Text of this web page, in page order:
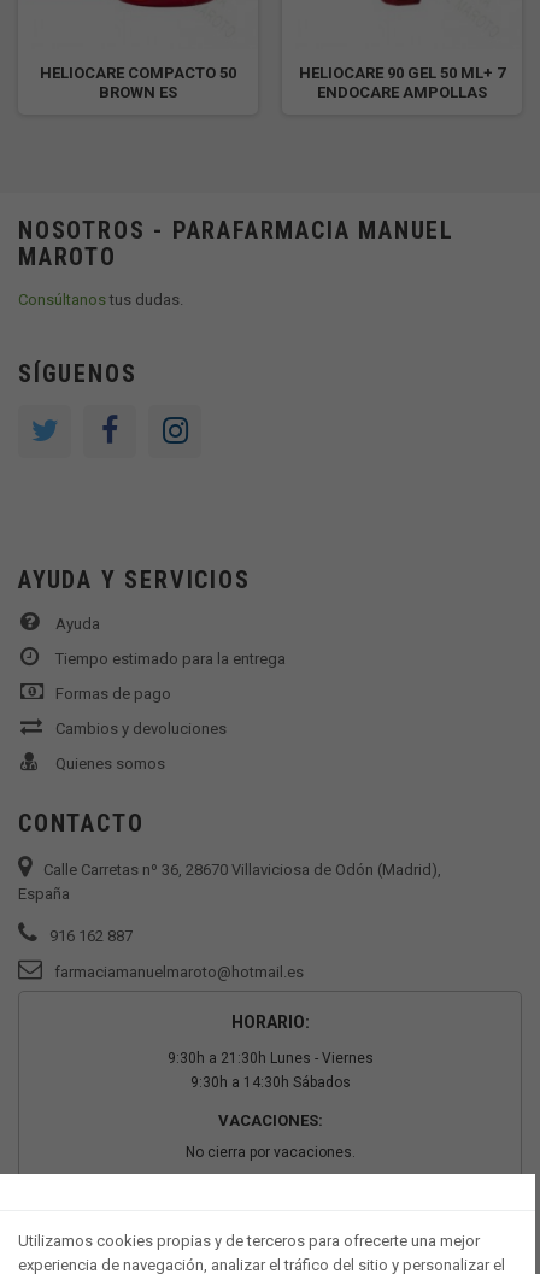
HELIOCARE COMPACTO 50
BROWN ES
HELIOCARE 90 GEL 50 ML+ 7
ENDOCARE AMPOLLAS
NOSOTROS - PARAFARMACIA MANUEL
MAROTO
Consúltanostus dudas.
SÍGUENOS
AYUDA Y SERVICIOS
Ayuda
Tiempo estimado para la entrega
Formas de pago
Cambios y devoluciones
Quienes somos
CONTACTO
Calle Carretas nº 36, 28670 Villaviciosa de Odón (Madrid),
España
916 162 887
farmaciamanuelmaroto@hotmail.es
HORARIO:
9:30h a 21:30h Lunes - Viernes
9:30h a 14:30h Sábados
VACACIONES:
No cierra por vacaciones.
Utilizamos cookies propias y de terceros para ofrecerte una mejor
experiencia de navegación, analizar el tráfico del sitio y personalizar el